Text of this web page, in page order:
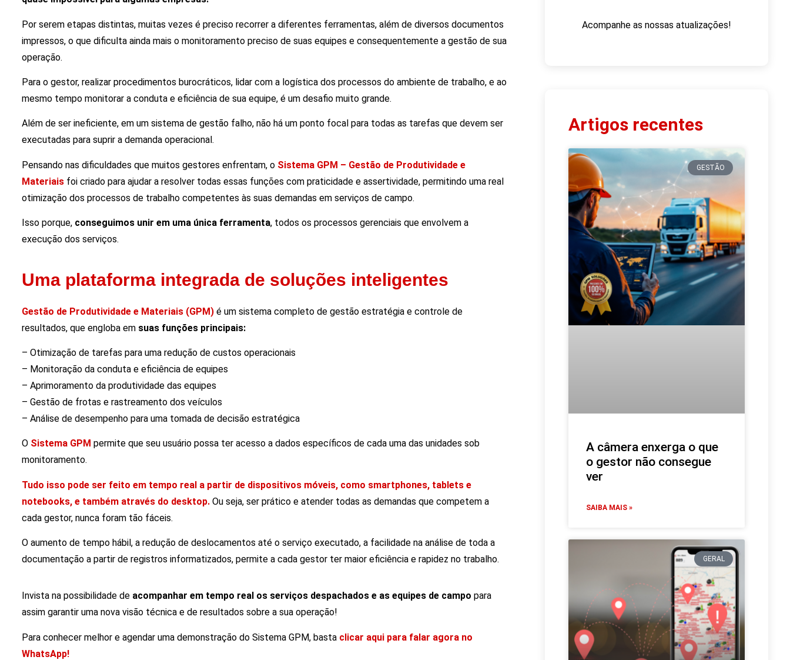
Por serem etapas distintas, muitas vezes é preciso recorrer a diferentes ferramentas, além de diversos documentos
impressos, o que dificulta ainda mais o monitoramento preciso de suas equipes e consequentemente a gestão de sua
operação.
Para o gestor, realizar procedimentos burocráticos, lidar com a logística dos processos do ambiente de trabalho, e ao
mesmo tempo monitorar a conduta e eficiência de sua equipe, é um desafio muito grande.
Além de ser ineficiente, em um sistema de gestão falho, não há um ponto focal para todas as tarefas que devem ser
executadas para suprir a demanda operacional.
Pensando nas dificuldades que muitos gestores enfrentam, o Sistema GPM – Gestão de Produtividade e
Materiais foi criado para ajudar a resolver todas essas funções com praticidade e assertividade, permitindo uma real
otimização dos processos de trabalho competentes às suas demandas em serviços de campo.
Isso porque, conseguimos unir em uma única ferramenta, todos os processos gerenciais que envolvem a
execução dos serviços.
Uma plataforma integrada de soluções inteligentes
Gestão de Produtividade e Materiais (GPM) é um sistema completo de gestão estratégia e controle de
resultados, que engloba em suas funções principais:
– Otimização de tarefas para uma redução de custos operacionais
– Monitoração da conduta e eficiência de equipes
– Aprimoramento da produtividade das equipes
– Gestão de frotas e rastreamento dos veículos
– Análise de desempenho para uma tomada de decisão estratégica
O Sistema GPM permite que seu usuário possa ter acesso a dados específicos de cada uma das unidades sob
monitoramento.
Tudo isso pode ser feito em tempo real a partir de dispositivos móveis, como smartphones, tablets e
notebooks, e também através do desktop. Ou seja, ser prático e atender todas as demandas que competem a
cada gestor, nunca foram tão fáceis.
O aumento de tempo hábil, a redução de deslocamentos até o serviço executado, a facilidade na análise de toda a
documentação a partir de registros informatizados, permite a cada gestor ter maior eficiência e rapidez no trabalho.
Invista na possibilidade de acompanhar em tempo real os serviços despachados e as equipes de campo para
assim garantir uma nova visão técnica e de resultados sobre a sua operação!
Para conhecer melhor e agendar uma demonstração do Sistema GPM, basta clicar aqui para falar agora no
WhatsApp!
Acompanhe as nossas atualizações!
Artigos recentes
GESTÃO
A câmera enxerga o que
o gestor não consegue
ver
SAIBA MAIS »
GERAL